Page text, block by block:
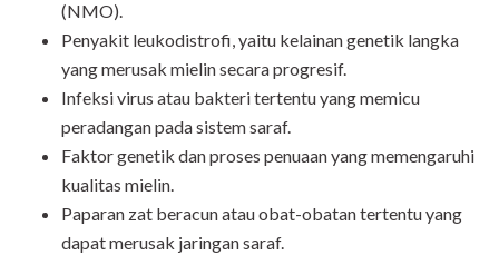
(NMO).
Penyakit leukodistrofi, yaitu kelainan genetik langka
yang merusak mielin secara progresif.
Infeksi virus atau bakteri tertentu yang memicu
peradangan pada sistem saraf.
Faktor genetik dan proses penuaan yang memengaruhi
kualitas mielin.
Paparan zat beracun atau obat-obatan tertentu yang
dapat merusak jaringan saraf.